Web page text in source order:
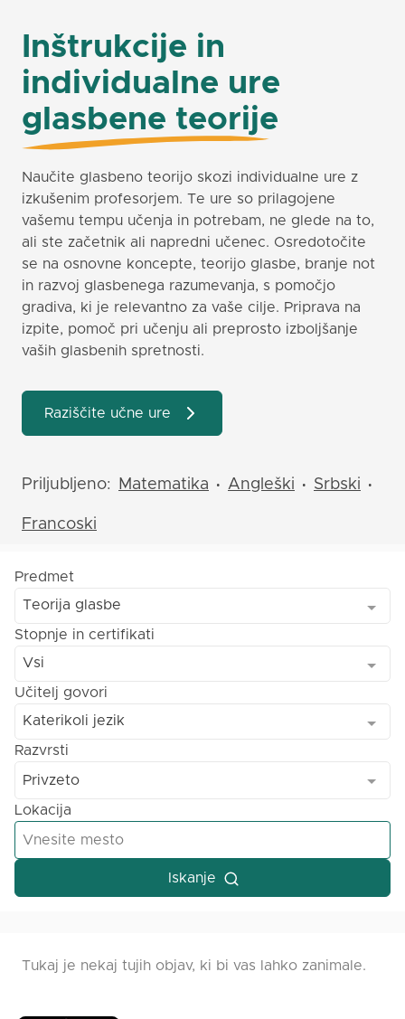
Inštrukcije in
individualne ure
glasbene teorije
Naučite glasbeno teorijo skozi individualne ure z
izkušenim profesorjem. Te ure so prilagojene
vašemu tempu učenja in potrebam, ne glede na to,
ali ste začetnik ali napredni učenec. Osredotočite
se na osnovne koncepte, teorijo glasbe, branje not
in razvoj glasbenega razumevanja, s pomočjo
gradiva, ki je relevantno za vaše cilje. Priprava na
izpite, pomoč pri učenju ali preprosto izboljšanje
vaših glasbenih spretnosti.
Raziščite učne ure
Priljubljeno: Matematika • Angleški • Srbski •
Francoski
Predmet
Teorija glasbe
Stopnje in certifikati
Vsi
Učitelj govori
Katerikoli jezik
Razvrsti
Privzeto
Lokacija
Iskanje
Tukaj je nekaj tujih objav, ki bi vas lahko zanimale.